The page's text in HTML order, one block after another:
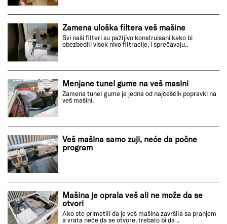
Zamena uloška filtera veš mašine
Svi naši filteri su pažljivo konstruisani kako bi
obezbedili visok nivo filtracije, i sprečavaju..
Menjane tunel gume na veš masini
Zamena tunel gume je jedna od najčešćih popravki na
veš mašini.
Veš mašina samo zuji, neće da počne
program
Mašina je oprala veš ali ne može da se
otvori
Ako ste primetili da je veš mašina završila sa pranjem
a vrata neće da se otvore, trebalo bi da ..